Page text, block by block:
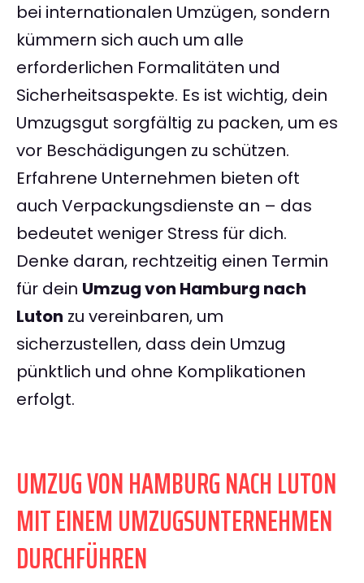
bei internationalen Umzügen, sondern
kümmern sich auch um alle
erforderlichen Formalitäten und
Sicherheitsaspekte. Es ist wichtig, dein
Umzugsgut sorgfältig zu packen, um es
vor Beschädigungen zu schützen.
Erfahrene Unternehmen bieten oft
auch Verpackungsdienste an – das
bedeutet weniger Stress für dich.
Denke daran, rechtzeitig einen Termin
für dein Umzug von Hamburg nach
Luton zu vereinbaren, um
sicherzustellen, dass dein Umzug
pünktlich und ohne Komplikationen
erfolgt.
UMZUG VON HAMBURG NACH LUTON
MIT EINEM UMZUGSUNTERNEHMEN
DURCHFÜHREN